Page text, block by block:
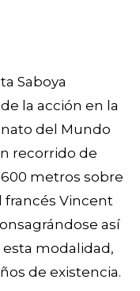
Saboya
la acción en la
del Mundo
recorrido de
metros sobre
francés Vincent
así
modalidad,
de existencia.